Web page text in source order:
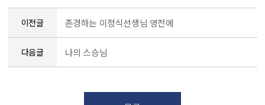
이전글 존경하는 이정식선생님 영전에
다음글 나의 스승님